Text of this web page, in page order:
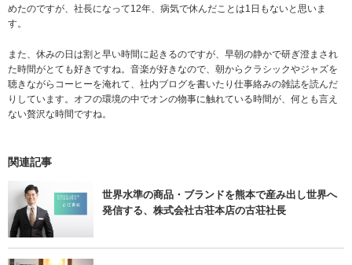
めたのですが、社長になって12年、病気で休んだことは1日もないと思いま
す。
また、休みの日は割と早い時間に起きるのですが、早朝の静かで研ぎ澄まされ
た時間がとても好きですね。音楽が好きなので、朝からクラシックやジャズを
聴きながらコーヒーを淹れて、社内ブログを書いたり仕事絡みの雑誌を読んだ
りしています。オフの環境の中でオンの物事に触れている時間が、何とも言え
ない贅沢な時間ですね。
関連記事
世界水準の商品・ブランドを熊本で産み出し世界へ
発信する、株式会社古荘本店の古荘社長